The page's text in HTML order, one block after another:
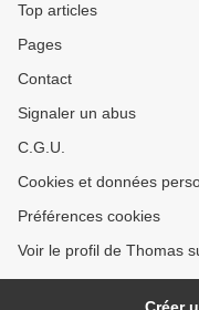
Top articles
Pages
Contact
Signaler un abus
C.G.U.
Cookies et données
Préférences cookies
Voir le profil de Thomas